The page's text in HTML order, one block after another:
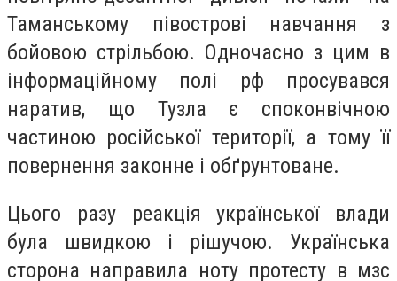
Таманському півострові навчання з
бойовою стрільбою. Одночасно з цим в
інформаційному полі рф просувався
наратив, що Тузла є споконвічною
частиною російської території, а тому її
повернення законне і обґрунтоване.
Цього разу реакція української влади
була швидкою і рішучою. Українська
сторона направила ноту протесту в мзс